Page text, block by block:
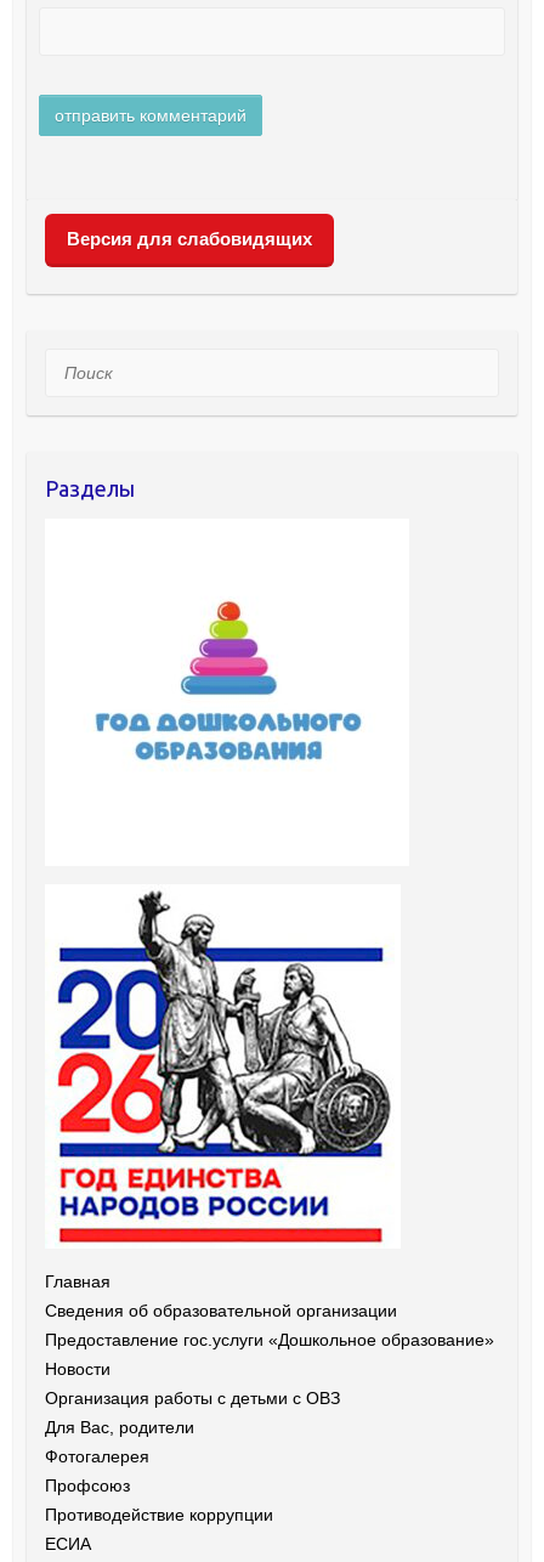
Версия для слабовидящих
Поиск
Разделы
Главная
Сведения об образовательной организации
Предоставление гос.услуги «Дошкольное образование»
Новости
Организация работы с детьми с ОВЗ
Для Вас, родители
Фотогалерея
Профсоюз
Противодействие коррупции
ЕСИА